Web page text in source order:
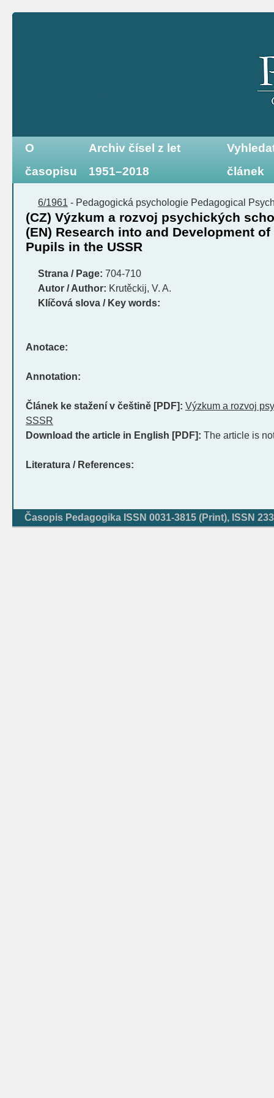
O
časopisu
Archiv čísel z let
1951–2018
článek
6/1961 - Pedagogická psychologie Pedagogical
(CZ) Výzkum a rozvoj psychických
(EN) Research into and Development
Pupils in the USSR
Strana / Page: 704-710
Autor / Author: Krutěckij, V. A.
Klíčová slova / Key words:
Anotace:
Annotation:
Článek ke stažení v češtině [PDF]: Výzkum a rozvoj
SSSR
Download the article in English [PDF]: The article is
Literatura / References:
Časopis Pedagogika ISSN 0031-3815 (Print), ISSN